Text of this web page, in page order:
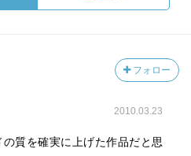
フォロー
2010.03.23
の質を確実に上げた作品だと思